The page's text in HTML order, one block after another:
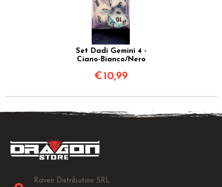
Set Dadi Gemini 4 -
Ciano-Bianco/Nero
€ 10,99
Raven Distribution SRL